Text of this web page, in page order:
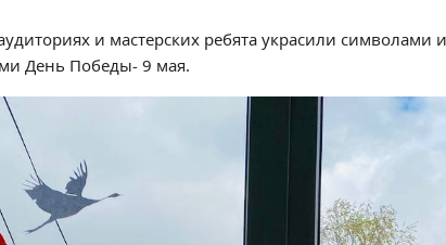
и мастерских ребята украсили
День Победы- 9 мая.